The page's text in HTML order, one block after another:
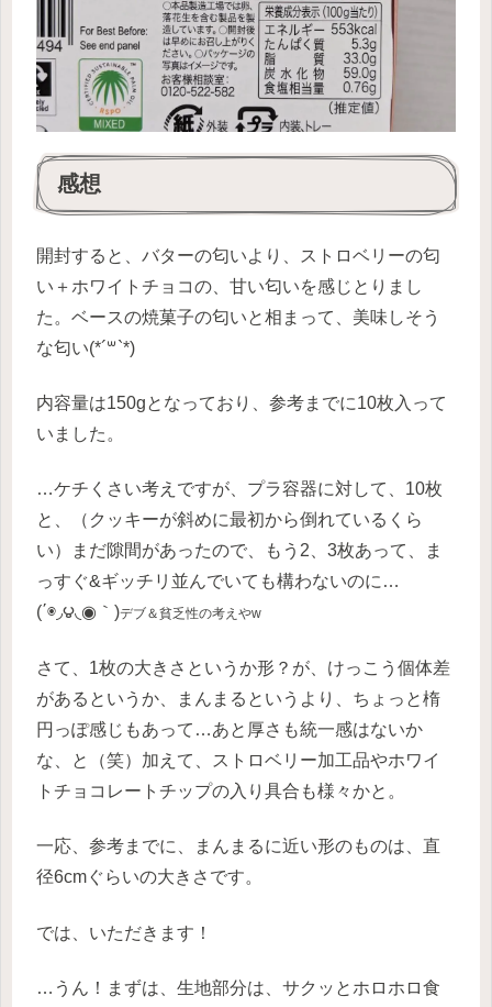
感想
開封すると、バターの匂いより、ストロベリーの匂
い＋ホワイトチョコの、甘い匂いを感じとりまし
た。ベースの焼菓子の匂いと相まって、美味しそう
な匂い(*´꒳`*)
内容量は150gとなっており、参考までに10枚入って
いました。
…ケチくさい考えですが、プラ容器に対して、10枚
と、（クッキーが斜めに最初から倒れているくら
い）まだ隙間があったので、もう2、3枚あって、ま
っすぐ&ギッチリ並んでいても構わないのに…
(΄◉◞౪◟◉｀)デブ＆貧乏性の考えやw
さて、1枚の大きさというか形？が、けっこう個体差
があるというか、まんまるというより、ちょっと楕
円っぽ感じもあって…あと厚さも統一感はないか
な、と（笑）加えて、ストロベリー加工品やホワイ
トチョコレートチップの入り具合も様々かと。
一応、参考までに、まんまるに近い形のものは、直
径6cmぐらいの大きさです。
では、いただきます！
…うん！まずは、生地部分は、サクッとホロホロ食